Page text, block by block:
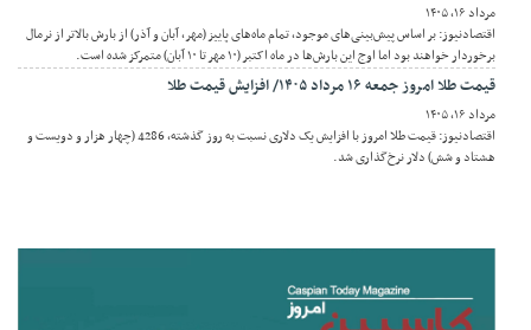
مرداد ۱۶, ۱۴۰۵
اقتصادنیوز: بر اساس پیش‌بینی‌های موجود، تمام ماه‌های پاییز (مهر، آبان و آذر) از بارش بالاتر از نرمال
برخوردار خواهند بود اما اوج این بارش‌ها در ماه اکتبر (۱۰ مهر تا ۱۰ آبان) متمرکز شده است.
قیمت طلا امروز جمعه ۱۶ مرداد ۱۴۰۵/ افزایش قیمت طلا
مرداد ۱۶, ۱۴۰۵
اقتصادنیوز: قیمت طلا امروز با افزایش یک دلاری نسبت به روز گذشته، 4286 (چهار هزار و دویست و
هشتاد و شش) دلار نرخ‌گذاری شد.